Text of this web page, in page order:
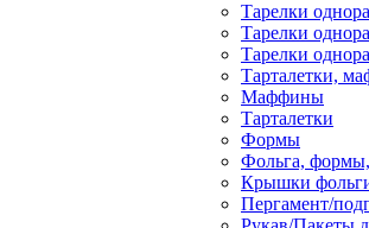
Тарелки
Тарелки
Тарелки
Тарталетки,
Маффины
Тарталетки
Формы
Фольга, формы,
Крышки
Пергамент/